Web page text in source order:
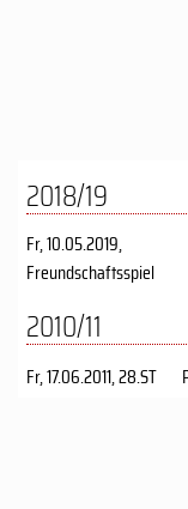
2018/19
Fr, 10.05.2019,
Freundschaftsspiel
2010/11
Fr, 17.06.2011, 28.ST